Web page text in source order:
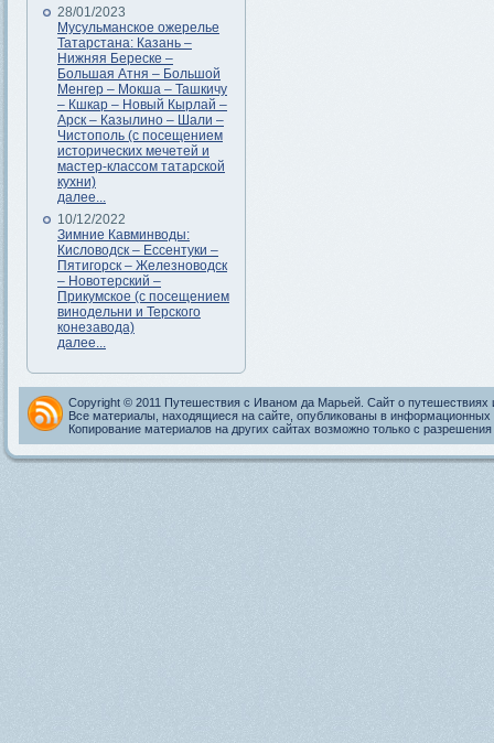
28/01/2023
Мусульманское ожерелье
Татарстана: Казань –
Нижняя Береске –
Большая Атня – Большой
Менгер – Мокша – Ташкичу
– Кшкар – Новый Кырлай –
Арск – Казылино – Шали –
Чистополь (с посещением
исторических мечетей и
мастер-классом татарской
кухни)
далее...
10/12/2022
Зимние Кавминводы:
Кисловодск – Ессентуки –
Пятигорск – Железноводск
– Новотерский –
Прикумское (с посещением
винодельни и Терского
конезавода)
далее...
Copyright © 2011 Путешествия с Иваном да Марьей. Сайт о путешествиях
Все материалы, находящиеся на сайте, опубликованы в информационных
Копирование материалов на других сайтах возможно только с разрешения